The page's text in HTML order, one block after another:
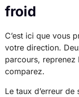
froid
C’est ici que vous
votre direction.
parcours, reprenez
comparez.
Le taux d’erreur